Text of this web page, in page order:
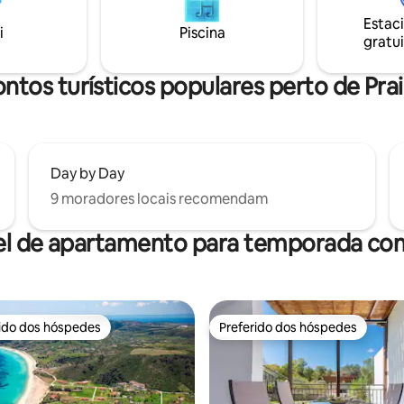
mediante solicitação.
famílias para uma estadia
segura.
férias relaxantes e refrescantes
duração e para viagens curtas
Chalkidiki!
Piscina
turísticos populares perto de
Day by Day
9 moradores locais recomendam
de apartamento para temporada
preferidos dos hóspedes
dos hóspedes Preferido dos hóspedes
Preferido dos hóspedes